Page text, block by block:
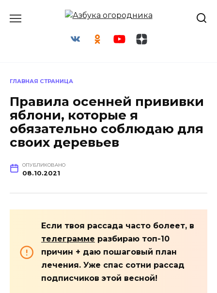
ГЛАВНАЯ СТРАНИЦА
Правила осенней прививки
яблони, которые я
обязательно соблюдаю для
своих деревьев
ОПУБЛИКОВАНО
08.10.2021
Если твоя рассада часто болеет, в
телеграмме разбираю топ-10
причин + даю пошаговый план
лечения. Уже спас сотни рассад
подписчиков этой весной!